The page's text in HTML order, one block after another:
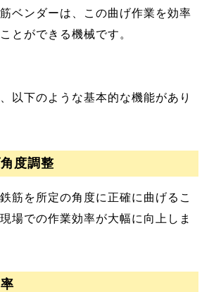
ベンダーは、この曲げ作業を効率
とができる機械です。
以下のような基本的な機能があり
度調整
筋を所定の角度に正確に曲げるこ
場での作業効率が大幅に向上しま